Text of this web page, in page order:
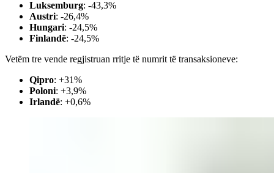
Luksemburg: -43,3%
Austri: -26,4%
Hungari: -24,5%
Finlandë: -24,5%
Vetëm tre vende regjistruan rritje të numrit të transaksioneve:
Qipro: +31%
Poloni: +3,9%
Irlandë: +0,6%